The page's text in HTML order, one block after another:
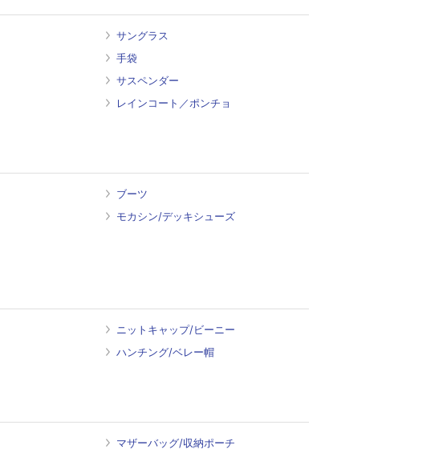
サングラス
手袋
サスペンダー
レインコート／ポンチョ
ブーツ
モカシン/デッキシューズ
ニットキャップ/ビーニー
ハンチング/ベレー帽
マザーバッグ/収納ポーチ